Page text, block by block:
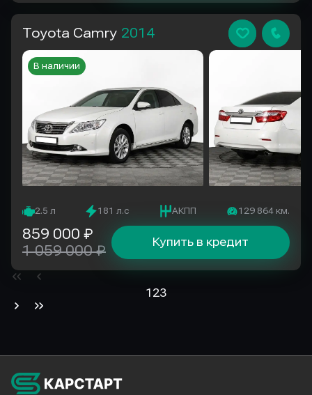
Toyota Camry 2014
2.5 л 181 л.с АКПП 129 864 км.
В наличии
Купить в кредит
859 000 ₽
1 059 000 ₽
1 23